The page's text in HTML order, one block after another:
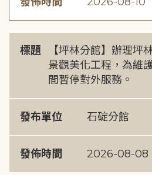
標題
【坪林分館】辦理坪
景觀美化工程，為維
間暫停對外服務。
發布單位 石碇分館
發佈時間 2026-08-08